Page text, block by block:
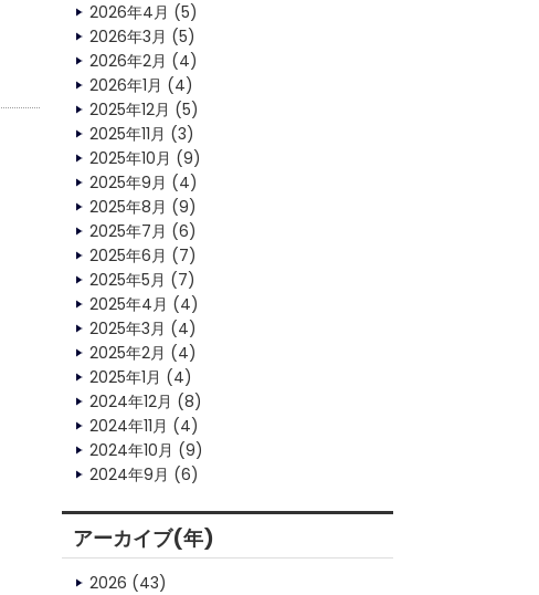
2026年4月 (5)
2026年3月 (5)
2026年2月 (4)
2026年1月 (4)
2025年12月 (5)
2025年11月 (3)
2025年10月 (9)
2025年9月 (4)
2025年8月 (9)
2025年7月 (6)
2025年6月 (7)
2025年5月 (7)
2025年4月 (4)
2025年3月 (4)
2025年2月 (4)
2025年1月 (4)
2024年12月 (8)
2024年11月 (4)
2024年10月 (9)
2024年9月 (6)
アーカイブ(年)
2026 (43)